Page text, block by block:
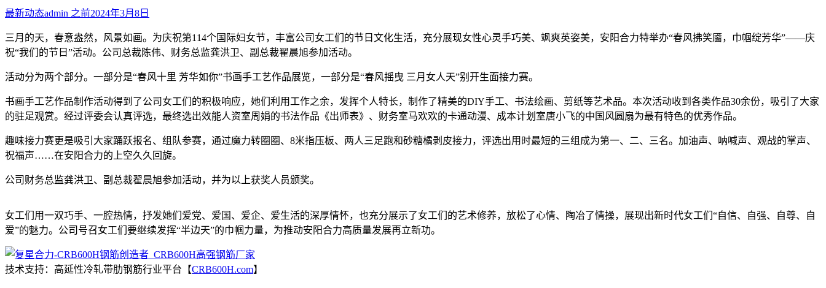
最新动态admin 之前2024年3月8日
三月的天，春意盎然，风景如画。为庆祝第114个国际妇女节，丰富公司女工们的节日文化生活，充分展现女性心灵手巧美、飒爽英姿美，安阳合力特举办“春风拂笑靥，巾帼绽芳华”——庆
祝“我们的节日”活动。公司总裁陈伟、财务总监龚洪卫、副总裁翟晨旭参加活动。
活动分为两个部分。一部分是“春风十里 芳华如你”书画手工艺作品展览，一部分是“春风摇曳 三月女人天”别开生面接力赛。
书画手工艺作品制作活动得到了公司女工们的积极响应，她们利用工作之余，发挥个人特长，制作了精美的DIY手工、书法绘画、剪纸等艺术品。本次活动收到各类作品30余份，吸引了大家
的驻足观赏。经过评委会认真评选，最终选出效能人资室周娟的书法作品《出师表》、财务室马欢欢的卡通动漫、成本计划室唐小飞的中国风圆扇为最有特色的优秀作品。
趣味接力赛更是吸引大家踊跃报名、组队参赛，通过魔力转圈圈、8米指压板、两人三足跑和砂糖橘剥皮接力，评选出用时最短的三组成为第一、二、三名。加油声、呐喊声、观战的掌声、
祝福声……在安阳合力的上空久久回旋。
公司财务总监龚洪卫、副总裁翟晨旭参加活动，并为以上获奖人员颁奖。
女工们用一双巧手、一腔热情，抒发她们爱党、爱国、爱企、爱生活的深厚情怀，也充分展示了女工们的艺术修养，放松了心情、陶冶了情操，展现出新时代女工们“自信、自强、自尊、自
爱”的魅力。公司号召女工们要继续发挥“半边天”的巾帼力量，为推动安阳合力高质量发展再立新功。
技术支持：高延性冷轧带肋钢筋行业平台【CRB600H.com】